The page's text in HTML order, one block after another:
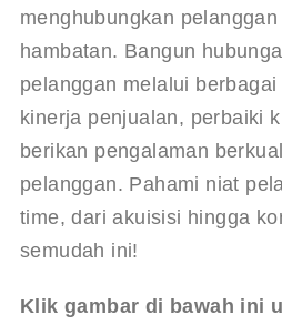
menghubungkan
hambatan. Bangun
pelanggan melalui
kinerja penjualan, perbaiki
berikan pengalaman
pelanggan. Pahami niat
time, dari akuisisi hingga
semudah ini!
Klik gambar di bawah ini